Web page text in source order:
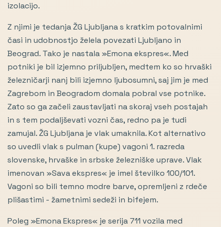
izolacijo.
Z njimi je tedanja ŽG Ljubljana s kratkim potovalnimi
časi in udobnostjo želela povezati Ljubljano in
Beograd. Tako je nastala »Emona ekspres«. Med
potniki je bil izjemno priljubljen, medtem ko so hrvaški
železničarji nanj bili izjemno ljubosumni, saj jim je med
Zagrebom in Beogradom domala pobral vse potnike.
Zato so ga začeli zaustavljati na skoraj vseh postajah
in s tem podaljševati vozni čas, redno pa je tudi
zamujal. ŽG Ljubljana je vlak umaknila. Kot alternativo
so uvedli vlak s pulman (kupe) vagoni 1. razreda
slovenske, hrvaške in srbske železniške uprave. Vlak
imenovan »Sava ekspres« je imel številko 100/101.
Vagoni so bili temno modre barve, opremljeni z rdeče
plišastimi - žametnimi sedeži in bifejem.
Poleg »Emona Ekspres« je serija 711 vozila med